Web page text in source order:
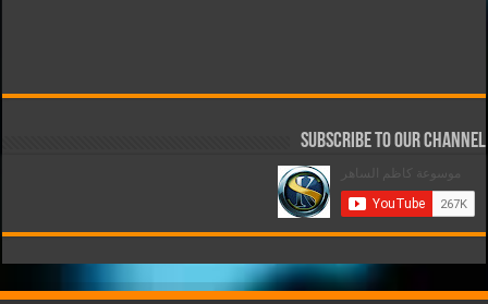
Subscribe to our Channel